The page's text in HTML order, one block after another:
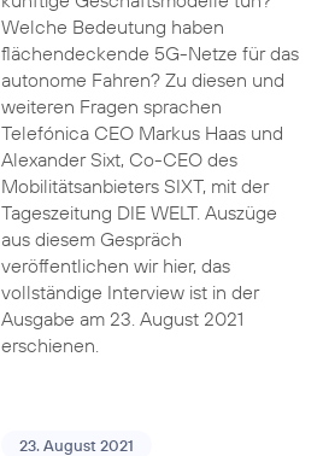
Welche Bedeutung haben
flächendeckende 5G-Netze für das
autonome Fahren? Zu diesen und
weiteren Fragen sprachen
Telefónica CEO Markus Haas und
Alexander Sixt, Co-CEO des
Mobilitätsanbieters SIXT, mit der
Tageszeitung DIE WELT. Auszüge
aus diesem Gespräch
veröffentlichen wir hier, das
vollständige Interview ist in der
Ausgabe am 23. August 2021
erschienen.
23. August 2021